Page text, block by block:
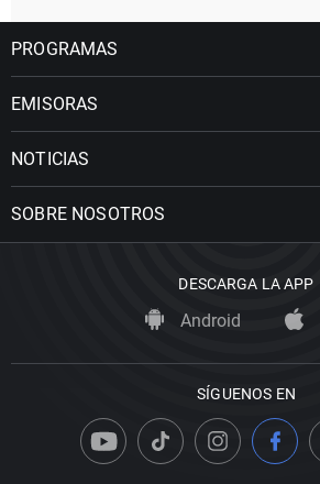
PROGRAMAS
EMISORAS
NOTICIAS
SOBRE NOSOTROS
DESCARGA LA APP
Android
SÍGUENOS EN